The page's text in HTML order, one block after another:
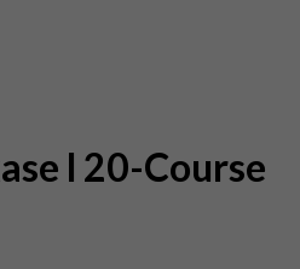
l 20-Course